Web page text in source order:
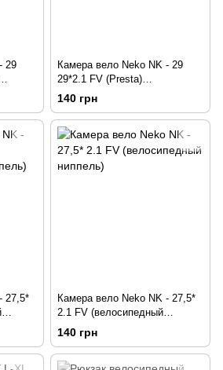
29
Камера вело Neko NK - 29
29*2.1 FV (Presta)
велосипедный ниппель
140 грн
27,5*
Камера вело Neko NK - 27,5*
2.1 FV (велосипедный
ниппель)
140 грн